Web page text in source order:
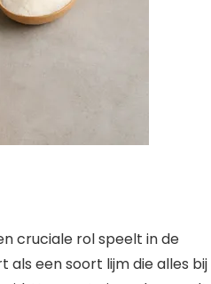
cruciale rol speelt in de
als een soort lijm die alles bij